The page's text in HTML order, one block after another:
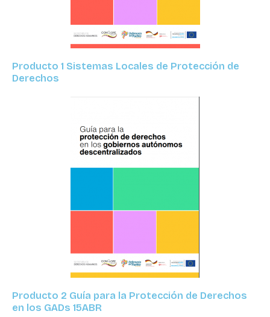
Producto 1 Sistemas Locales de Protección de
Derechos
Producto 2 Guía para la Protección de Derechos
en los GADs 15ABR